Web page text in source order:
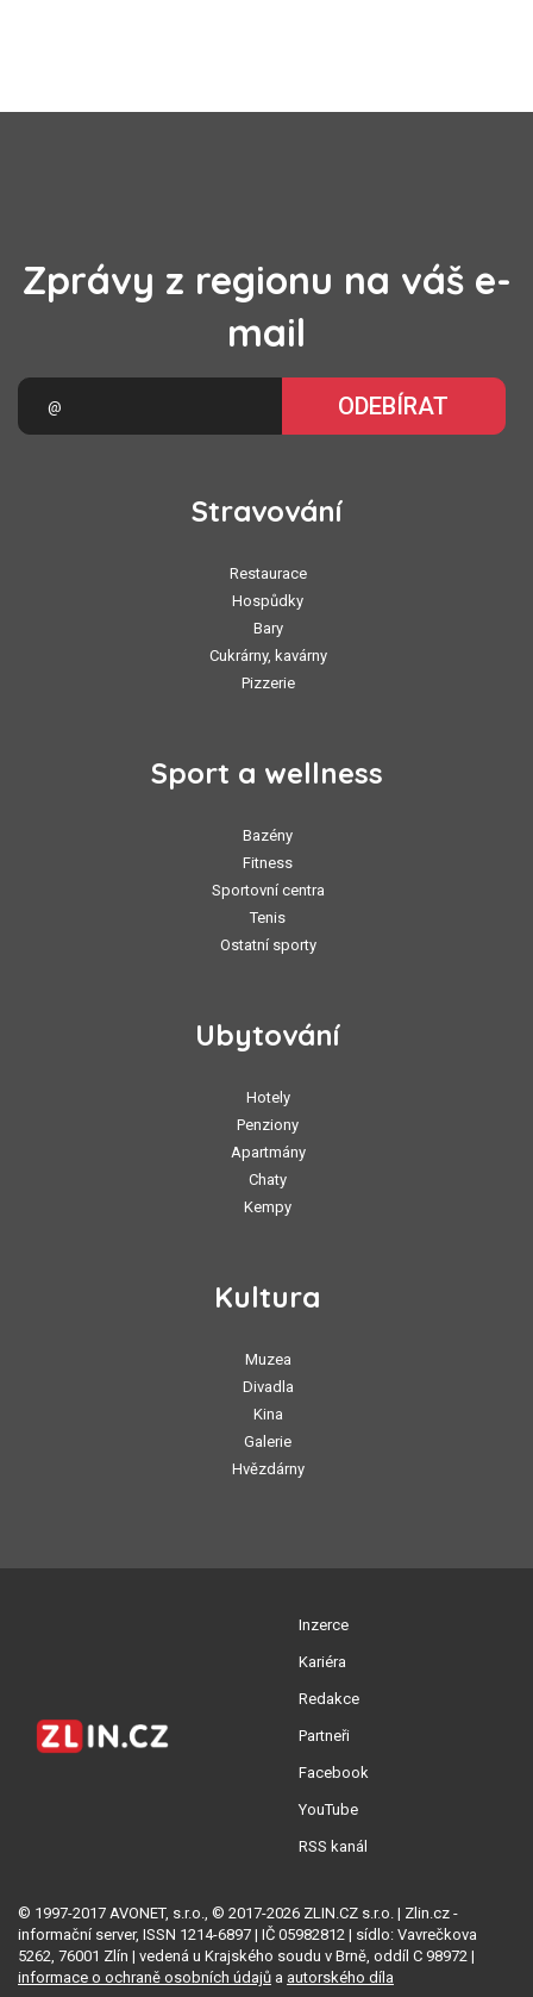
Zprávy z regionu na váš e-
mail
ODEBÍRAT
Stravování
Restaurace
Hospůdky
Bary
Cukrárny, kavárny
Pizzerie
Sport a wellness
Bazény
Fitness
Sportovní centra
Tenis
Ostatní sporty
Ubytování
Hotely
Penziony
Apartmány
Chaty
Kempy
Kultura
Muzea
Divadla
Kina
Galerie
Hvězdárny
Inzerce
Kariéra
Redakce
Partneři
Facebook
YouTube
RSS kanál
© 1997-2017 AVONET, s.r.o., © 2017-2026 ZLIN.CZ s.r.o. | Zlin.cz -
informační server, ISSN 1214-6897 | IČ 05982812 | sídlo: Vavrečkova
5262, 76001 Zlín | vedená u Krajského soudu v Brně, oddíl C 98972 |
informace o ochraně osobních údajů a autorského díla